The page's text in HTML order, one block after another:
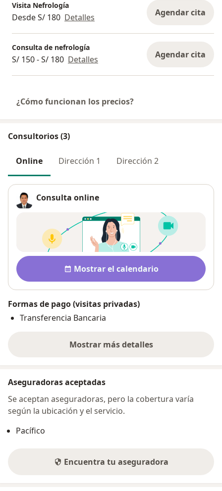
Visita Nefrología
Desde S/ 180 Detalles Agendar cita
Consulta de nefrología
S/ 150 - S/ 180 Detalles Agendar cita
¿Cómo funcionan los precios?
Consultorios (3)
Online Dirección 1 Dirección 2
Consulta online
Disponibilidad
Mostrar el calendario
Formas de pago (visitas privadas)
Transferencia Bancaria
Mostrar más detalles
sobre la dirección
Aseguradoras aceptadas
Se aceptan aseguradoras, pero la cobertura varía
según la ubicación y el servicio.
Pacífico
Encuentra tu aseguradora